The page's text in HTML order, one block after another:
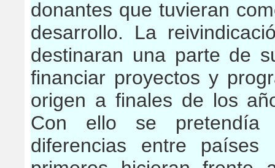
donantes que tuvieran
desarrollo. La
destinaran una parte de
financiar proyectos y
origen a finales de los
Con ello se pretendía
diferencias entre